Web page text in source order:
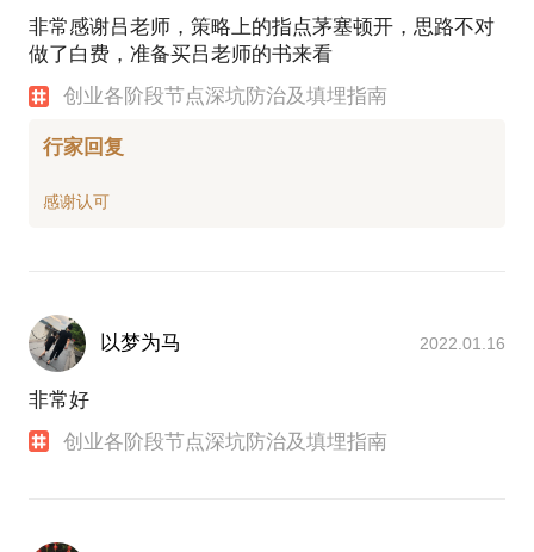
非常感谢吕老师，策略上的指点茅塞顿开，思路不对
做了白费，准备买吕老师的书来看
创业各阶段节点深坑防治及填埋指南
行家回复
以梦为马 2022.01.16
非常好
创业各阶段节点深坑防治及填埋指南